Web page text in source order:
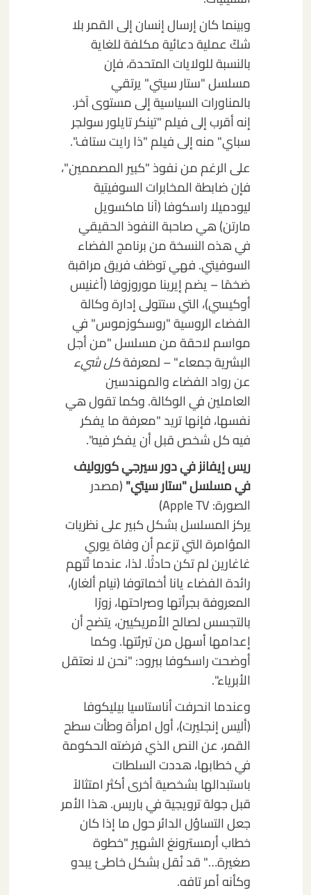
وبينما كان إرسال إنسان إلى القمر بلا
شكّ عملية دعائية مكلفة للغاية
بالنسبة للولايات المتحدة، فإن
مسلسل "ستار سيتي" يرتقي
بالمناورات السياسية إلى مستوى آخر.
إنه أقرب إلى فيلم "تينكر تايلور سولجر
سباي" منه إلى فيلم "ذا رايت ستاف".
على الرغم من نفوذ "كبير المصممين"،
فإن ضابطة المخابرات السوفيتية
ليودميلا راسكوفا (آنا ماكسويل
مارتن) هي صاحبة النفوذ الحقيقي
في هذه النسخة من برنامج الفضاء
السوفيتي. فهي توظف فريق مراقبة
ضخمًا – يضم إيرينا موروزوفا (أغنيس
أوكيسي)، التي ستتولى إدارة وكالة
الفضاء الروسية "روسكوزموس" في
مواسم لاحقة من مسلسل "من أجل
البشرية جمعاء" – لمعرفةكل شيء
عن رواد الفضاء والمهندسين
العاملين في الوكالة. وكما تقول هي
نفسها، فإنها تريد "معرفة ما يفكر
فيه كل شخص قبل أن يفكر فيه".
ريس إيفانز في دور سيرجي كوروليف
في مسلسل "ستار سيتي"(مصدر
الصورة: Apple TV)
يركز المسلسل بشكل كبير على نظريات
المؤامرة التي تزعم أن وفاة يوري
غاغارين لم تكن حادثًا. لذا، عندما تُتهم
رائدة الفضاء يانا أخماتوفا (نيام ألغار)،
المعروفة بجرأتها وصراحتها، زورًا
بالتجسس لصالح الأمريكيين، يتضح أن
إعدامها أسهل من تبرئتها. وكما
أوضحت راسكوفا ببرود: "نحن لا نعتقل
الأبرياء".
وعندما انحرفت أناستاسيا بيليكوفا
(أليس إنجليرت)، أول امرأة وطأت سطح
القمر، عن النص الذي فرضته الحكومة
في خطابها، هددت السلطات
باستبدالها بشخصية أخرى أكثر امتثالاً
قبل جولة ترويجية في باريس. هذا الأمر
جعل التساؤل الدائر حول ما إذا كان
خطاب أرمسترونغ الشهير "خطوة
صغيرة…" قد نُقل بشكل خاطئ يبدو
وكأنه أمر تافه.